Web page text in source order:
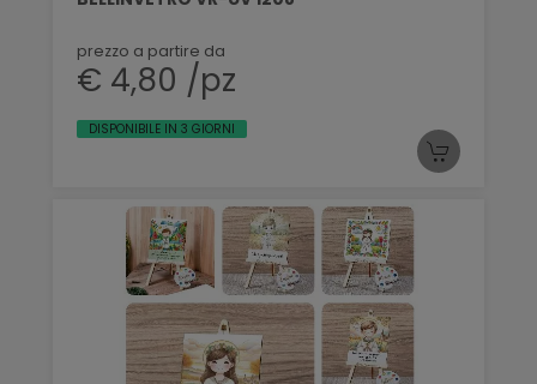
prezzo a partire da
€ 4,80 /pz
DISPONIBILE IN 3 GIORNI